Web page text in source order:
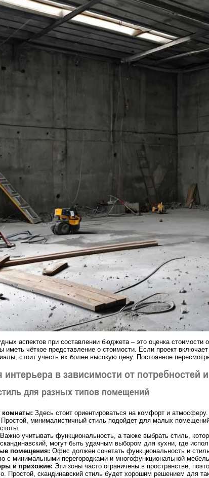
аспектов при составлении бюджета – это оценка
иметь чёткое представление о стоимости. Если проект
стоит учесть их более высокую цену. Постоянное
в зависимости от потребностей
для разных типов помещений
Здесь стоит ориентироваться на комфорт и
Простой, минималистичный стиль подойдет для малых
Важно учитывать функциональность, а также выбрать стиль,
могут быть удачным выбором для кухни, где
помещения: Офис должен сочетать функциональность и
с минимальными перегородками и многофункциональной
и прихожие: Эти зоны часто ограничены в пространстве,
Простой, скандинавский стиль будет хорошим решением для